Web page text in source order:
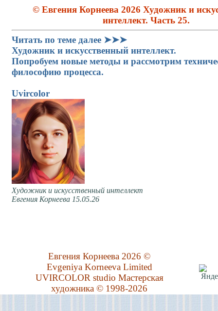
© Евгения Корнеева 2026 Художник и
интеллект. Часть 25.
Читать по теме далее ➤➤➤
Художник и искусственный интеллект.
Попробуем новые методы и рассмотрим
философию процесса.
Uvircolor
Художник и искусственный интеллект
Евгения Корнеева 15.05.26
Евгения Корнеева 2026 ©
Evgeniya Korneeva Limited
UVIRCOLOR studio Мастерская
художника © 1998-2026